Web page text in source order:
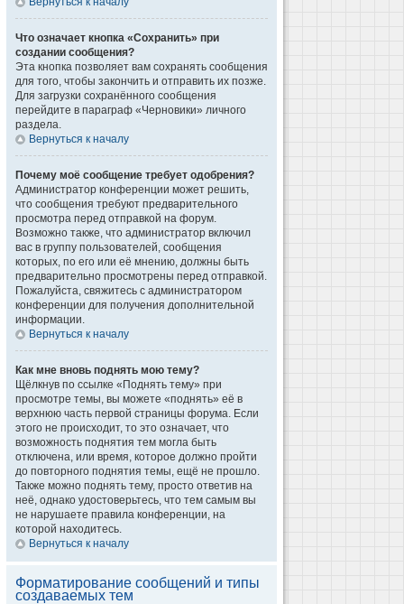
Что означает кнопка «Сохранить» при
создании сообщения?
Эта кнопка позволяет вам сохранять сообщения
для того, чтобы закончить и отправить их позже.
Для загрузки сохранённого сообщения
перейдите в параграф «Черновики» личного
раздела.
Вернуться к началу
Почему моё сообщение требует одобрения?
Администратор конференции может решить,
что сообщения требуют предварительного
просмотра перед отправкой на форум.
Возможно также, что администратор включил
вас в группу пользователей, сообщения
которых, по его или её мнению, должны быть
предварительно просмотрены перед отправкой.
Пожалуйста, свяжитесь с администратором
конференции для получения дополнительной
информации.
Вернуться к началу
Как мне вновь поднять мою тему?
Щёлкнув по ссылке «Поднять тему» при
просмотре темы, вы можете «поднять» её в
верхнюю часть первой страницы форума. Если
этого не происходит, то это означает, что
возможность поднятия тем могла быть
отключена, или время, которое должно пройти
до повторного поднятия темы, ещё не прошло.
Также можно поднять тему, просто ответив на
неё, однако удостоверьтесь, что тем самым вы
не нарушаете правила конференции, на
которой находитесь.
Вернуться к началу
Форматирование сообщений и типы
создаваемых тем